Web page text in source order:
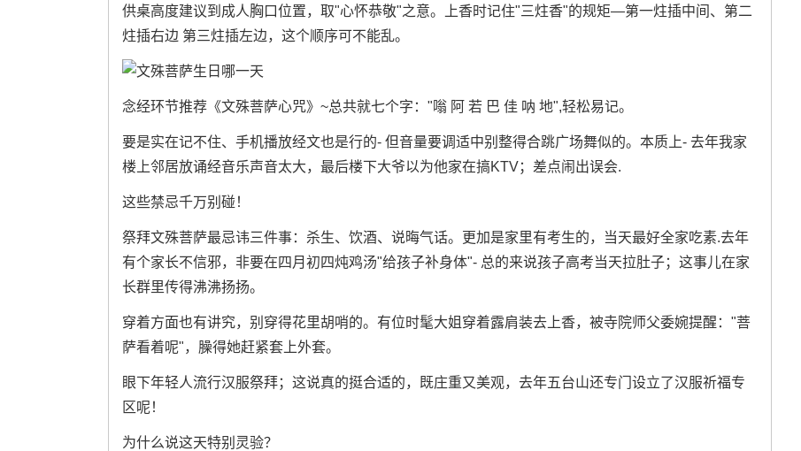
供桌高度建议到成人胸口位置，取"心怀恭敬"之意。上香时记住"三炷香"的规矩—第一炷插中间、第二
炷插右边 第三炷插左边，这个顺序可不能乱。
念经环节推荐《文殊菩萨心咒》~总共就七个字："嗡 阿 若 巴 佳 呐 地",轻松易记。
要是实在记不住、手机播放经文也是行的- 但音量要调适中别整得合跳广场舞似的。本质上- 去年我家
楼上邻居放诵经音乐声音太大，最后楼下大爷以为他家在搞KTV；差点闹出误会.
这些禁忌千万别碰！
祭拜文殊菩萨最忌讳三件事：杀生、饮酒、说晦气话。更加是家里有考生的，当天最好全家吃素.去年
有个家长不信邪，非要在四月初四炖鸡汤"给孩子补身体"- 总的来说孩子高考当天拉肚子；这事儿在家
长群里传得沸沸扬扬。
穿着方面也有讲究，别穿得花里胡哨的。有位时髦大姐穿着露肩装去上香，被寺院师父委婉提醒："菩
萨看着呢"，臊得她赶紧套上外套。
眼下年轻人流行汉服祭拜；这说真的挺合适的，既庄重又美观，去年五台山还专门设立了汉服祈福专
区呢！
为什么说这天特别灵验？